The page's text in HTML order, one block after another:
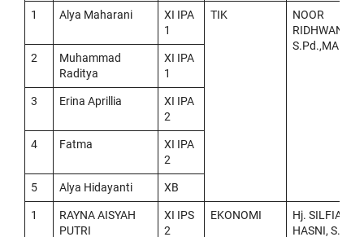
1 Alya Maharani
XI IPA
1
TIK
NOOR
RIDHWAN,
S.Pd.,MA
2
Muhammad
Raditya
XI IPA
1
3 Erina Aprillia
XI IPA
2
4 Fatma
XI IPA
2
5 Alya Hidayanti XB
1
RAYNA AISYAH
PUTRI
XI IPS
2
EKONOMI
Hj. SILFIANA
HASNI, S.Pd